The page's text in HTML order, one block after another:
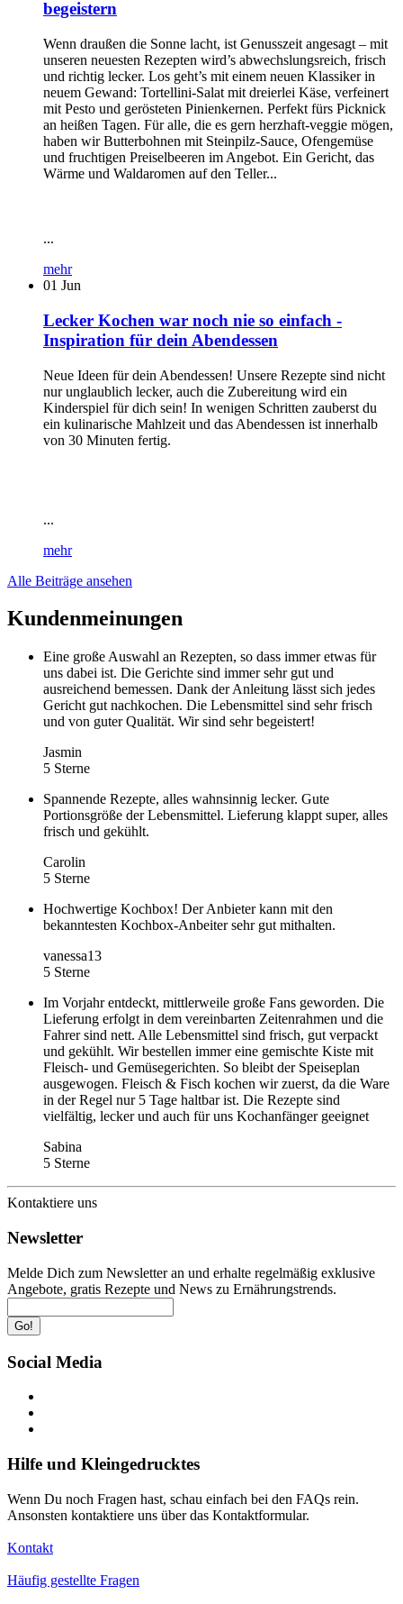
begeistern
Wenn draußen die Sonne lacht, ist Genusszeit angesagt – mit
unseren neuesten Rezepten wird’s abwechslungsreich, frisch
und richtig lecker. Los geht’s mit einem neuen Klassiker in
neuem Gewand: Tortellini-Salat mit dreierlei Käse, verfeinert
mit Pesto und gerösteten Pinienkernen. Perfekt fürs Picknick
an heißen Tagen. Für alle, die es gern herzhaft-veggie mögen,
haben wir Butterbohnen mit Steinpilz-Sauce, Ofengemüse
und fruchtigen Preiselbeeren im Angebot. Ein Gericht, das
Wärme und Waldaromen auf den Teller...
...
mehr
01 Jun
Lecker Kochen war noch nie so einfach -
Inspiration für dein Abendessen
Neue Ideen für dein Abendessen! Unsere Rezepte sind nicht
nur unglaublich lecker, auch die Zubereitung wird ein
Kinderspiel für dich sein! In wenigen Schritten zauberst du
ein kulinarische Mahlzeit und das Abendessen ist innerhalb
von 30 Minuten fertig.
...
mehr
Alle Beiträge ansehen
Kundenmeinungen
Eine große Auswahl an Rezepten, so dass immer etwas für
uns dabei ist. Die Gerichte sind immer sehr gut und
ausreichend bemessen. Dank der Anleitung lässt sich jedes
Gericht gut nachkochen. Die Lebensmittel sind sehr frisch
und von guter Qualität. Wir sind sehr begeistert!
Jasmin
5 Sterne
Spannende Rezepte, alles wahnsinnig lecker. Gute
Portionsgröße der Lebensmittel. Lieferung klappt super, alles
frisch und gekühlt.
Carolin
5 Sterne
Hochwertige Kochbox! Der Anbieter kann mit den
bekanntesten Kochbox-Anbeiter sehr gut mithalten.
vanessa13
5 Sterne
Im Vorjahr entdeckt, mittlerweile große Fans geworden. Die
Lieferung erfolgt in dem vereinbarten Zeitenrahmen und die
Fahrer sind nett. Alle Lebensmittel sind frisch, gut verpackt
und gekühlt. Wir bestellen immer eine gemischte Kiste mit
Fleisch- und Gemüsegerichten. So bleibt der Speiseplan
ausgewogen. Fleisch & Fisch kochen wir zuerst, da die Ware
in der Regel nur 5 Tage haltbar ist. Die Rezepte sind
vielfältig, lecker und auch für uns Kochanfänger geeignet
Sabina
5 Sterne
Kontaktiere uns
Newsletter
Melde Dich zum Newsletter an und erhalte regelmäßig exklusive
Angebote, gratis Rezepte und News zu Ernährungstrends.
Go!
Social Media
Hilfe und Kleingedrucktes
Wenn Du noch Fragen hast, schau einfach bei den FAQs rein.
Ansonsten kontaktiere uns über das Kontaktformular.
Kontakt
Häufig gestellte Fragen